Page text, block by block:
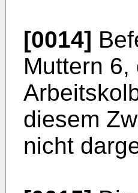
[0014]
Muttern
diesem
nicht